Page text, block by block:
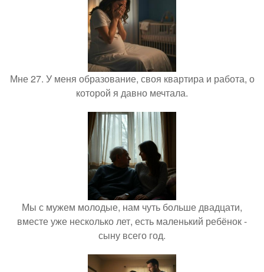
Мне 27. У меня образование, своя квартира и работа, о
которой я давно мечтала.
Мы с мужем молодые, нам чуть больше двадцати,
вместе уже несколько лет, есть маленький ребёнок -
сыну всего год.